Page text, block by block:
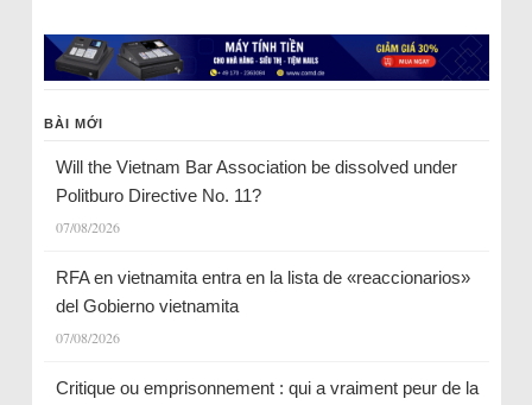
BÀI MỚI
Will the Vietnam Bar Association be dissolved under
Politburo Directive No. 11?
07/08/2026
RFA en vietnamita entra en la lista de «reaccionarios»
del Gobierno vietnamita
07/08/2026
Critique ou emprisonnement : qui a vraiment peur de la